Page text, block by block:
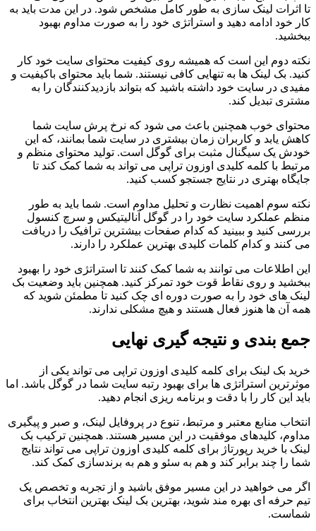
تا اثرات لینک سازی به طور کامل مشخص شود. در این مدت باید به
کار خود ادامه دهید و استراتژی خود را به صورت مداوم بهبود
ببخشید.
نکته دوم این است که همیشه روی کیفیت محتوای سایت خود کار
کنید. بک لینک ها به تنهایی کافی نیستند. شما باید محتوای باکیفیت و
مفیدی در سایت خود داشته باشید که بتواند بازدیدکنندگان را به
مشتری تبدیل کند.
محتوای خوب همچنین باعث می شود که نرخ پرش سایت شما
کاهش یابد و کاربران زمان بیشتری در سایت شما بمانند، که این
خودش یک سیگنال مثبت برای گوگل است. تولید محتوای منظم و
مرتبط با کلمه کلیدی اوزون تراپی می تواند به شما کمک کند تا
جایگاه بهتری در نتایج جستجو کسب کنید.
نکته سوم اهمیت نظارت و تحلیل مداوم است. شما باید به طور
منظم عملکرد سایت خود را در گوگل آنالیتیکس و سرچ کنسول
بررسی کنید و ببینید که کدام صفحات بیشترین ترافیک را دریافت
می کنند و کدام کلمات کلیدی بهترین عملکرد را دارند.
این اطلاعات می توانند به شما کمک کنند تا استراتژی خود را بهبود
ببخشید و روی نقاط قوت خود تمرکز کنید. همچنین باید وضعیت بک
لینک های خود را به صورت دوره ای چک کنید تا مطمئن شوید که
همه آن ها هنوز فعال هستند و هیچ مشکلی ندارند.
جمع بندی و نتیجه گیری نهایی
خرید بک لینک برای کلمه کلیدی اوزون تراپی می تواند یکی از
موثرترین استراتژی ها برای بهبود رتبه سایت شما در گوگل باشد. اما
باید این کار را با دقت و برنامه ریزی انجام دهید.
انتخاب منابع معتبر و مرتبط، تنوع در پروفایل لینک، و صبر و پیگیری
مداوم، کلیدهای موفقیت در این مسیر هستند. همچنین ترکیب بک
لینک با خرید رپورتاژ برای کلمه کلیدی اوزون تراپی می تواند نتایج
شما را چند برابر کند و هم به سئو و هم به برندسازی کمک کند.
اگر می خواهید در این مسیر موفق باشید و از تجربه و تخصص یک
تیم حرفه ای بهره مند شوید، بهترین بک لینک بهترین انتخاب برای
شماست.